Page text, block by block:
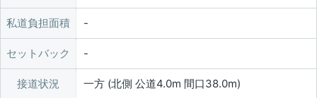
私道負担面積
セットバック
接道状況 一方 (北側 公道4.0m 間口38.0m)